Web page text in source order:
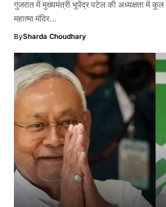
गुजरात में मुख्यमंत्री भूपेंद्र पटेल की अध्यक्षता में
महात्मा मंदिर…
BySharda Choudhary